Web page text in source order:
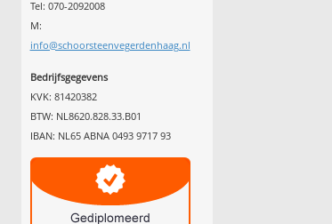
Tel: 070-2092008
M:
info@schoorsteenvegerdenhaag.nl
Bedrijfsgegevens
KVK: 81420382
BTW: NL8620.828.33.B01
IBAN: NL65 ABNA 0493 9717 93